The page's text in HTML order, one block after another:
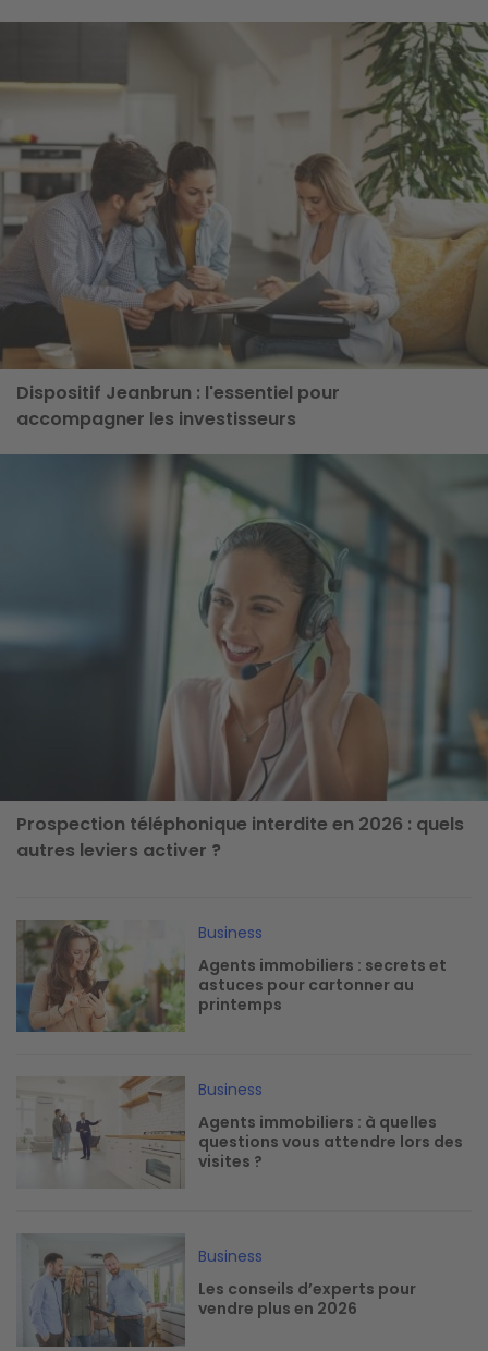
Dispositif Jeanbrun : l'essentiel pour
accompagner les investisseurs
Prospection téléphonique interdite en 2026 : quels
autres leviers activer ?
Image
Business
Agents immobiliers : secrets et
astuces pour cartonner au
printemps
Image
Business
Agents immobiliers : à quelles
questions vous attendre lors des
visites ?
Business
Les conseils d’experts pour
vendre plus en 2026